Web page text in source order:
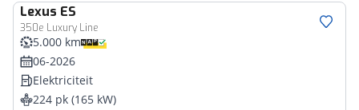
Lexus ES
350e Luxury Line
5.000 km
06-2026
Elektriciteit
224 pk (165 kW)